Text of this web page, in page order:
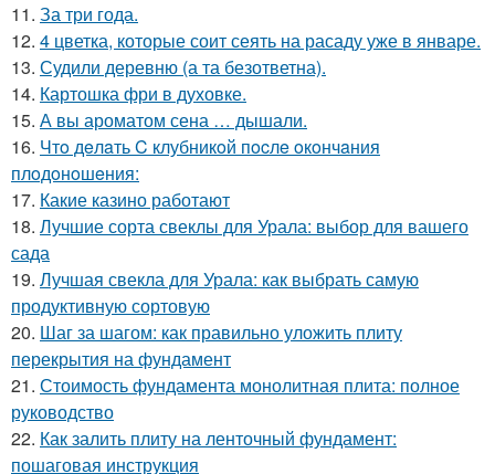
11. За три года.
12. 4 цветка, которые соит сеять на расаду уже в январе.
13. Судили деревню (а та безответна).
14. Картошка фри в духовке.
15. А вы ароматом сена … дышали.
16. Чтo дeлaть C клубникoй пocлe oкoнчaния
плoдoнoшeния:
17. Какие казино работают
18. Лучшие сорта свеклы для Урала: выбор для вашего
сада
19. Лучшая свекла для Урала: как выбрать самую
продуктивную сортовую
20. Шаг за шагом: как правильно уложить плиту
перекрытия на фундамент
21. Стоимость фундамента монолитная плита: полное
руководство
22. Как залить плиту на ленточный фундамент:
пошаговая инструкция